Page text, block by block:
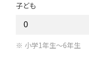
子ども
小学1年生～6年生